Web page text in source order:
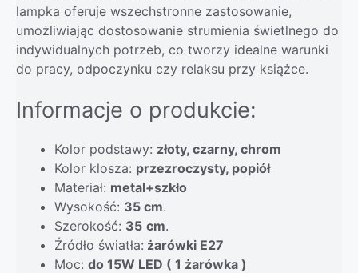
lampka oferuje wszechstronne zastosowanie,
umożliwiając dostosowanie strumienia świetlnego do
indywidualnych potrzeb, co tworzy idealne warunki
do pracy, odpoczynku czy relaksu przy książce.
Informacje o produkcie:
Kolor podstawy: złoty, czarny, chrom
Kolor klosza: przezroczysty, popiół
Materiał: metal+szkło
Wysokość: 35 cm.
Szerokość: 35 cm.
Źródło światła: żarówki E27
Moc: do 15W LED ( 1 żarówka )